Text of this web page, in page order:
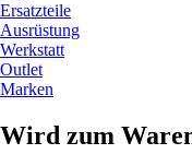
Ersatzteile
Ausrüstung
Werkstatt
Outlet
Marken
Wird zum